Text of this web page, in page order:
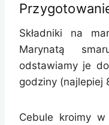
Składniki na
Marynatą
odstawiamy je
godziny (najlepiej
Cebule kroimy w